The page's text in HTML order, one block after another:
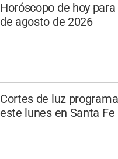
Horóscopo de hoy
de agosto de 2026
Cortes de luz
este lunes en Santa Fe